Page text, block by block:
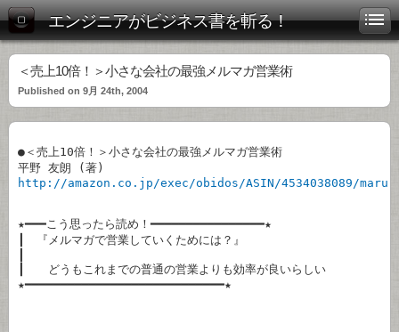
エンジニアがビジネス書を斬る！
＜売上10倍！＞小さな会社の最強メルマガ営業術
Published on 9月 24th, 2004
●＜売上10倍！＞小さな会社の最強メルマガ営業術
http://amazon.co.jp/exec/obidos/ASIN/4534038089/
★━━━こう思ったら読め！━━━━━━━━━━━━━━━━★
┃　『メルマガで営業していくためには？』
┃　　どうもこれまでの普通の営業よりも効率が良いらしい